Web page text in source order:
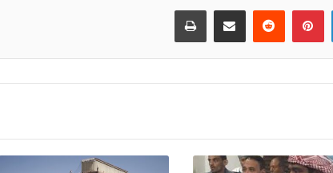
لينكدإنبينتيريست
‏Reddit مشاركة عبر البريد طباعة